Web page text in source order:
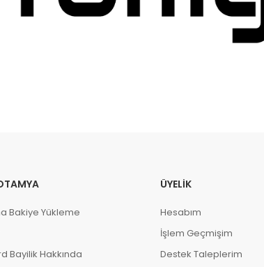
Bakiye Yükleme
Bayilik Hakkında
ÜYELIK
Hesabım
İşlem Geçmişim
Destek Taleplerim